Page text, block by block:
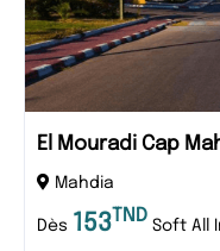
El Mouradi Cap
Mahdia
Dès 153 TND Soft All